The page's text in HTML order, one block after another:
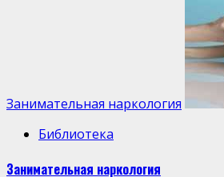
Занимательная наркология
Библиотека
Занимательная наркология